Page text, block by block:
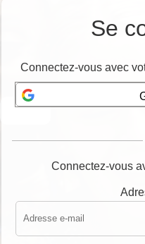
Se
Connectez-vous avec
Connectez-vous